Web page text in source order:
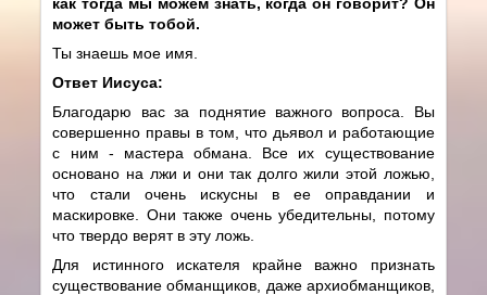
может быть тобой.
Ты знаешь мое имя.
Ответ Иисуса:
Благодарю вас за поднятие важного вопроса. Вы
совершенно правы в том, что дьявол и работающие
с ним - мастера обмана. Все их существование
основано на лжи и они так долго жили этой ложью,
что стали очень искусны в ее оправдании и
маскировке. Они также очень убедительны, потому
что твердо верят в эту ложь.
Для истинного искателя крайне важно признать
существование обманщиков, даже архиобманщиков,